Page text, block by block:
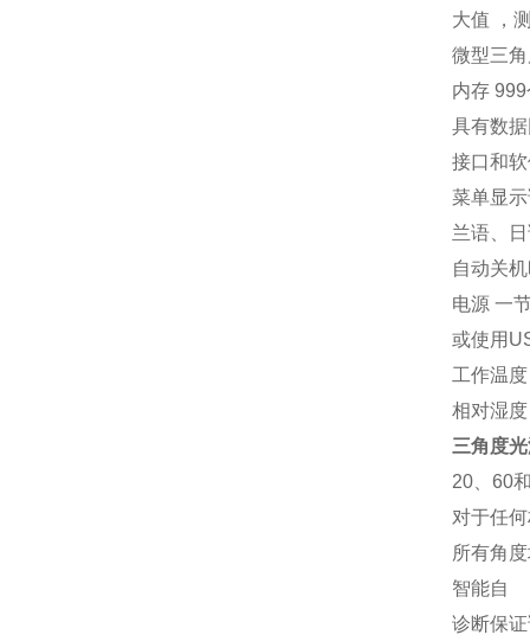
大值 ，
微型三
内存
具有数
接口和
菜单显
兰语、
自动关
电源 一
或使用
工作温
相对湿
三角度
20、60
对于任
所有角
智能自
诊断保